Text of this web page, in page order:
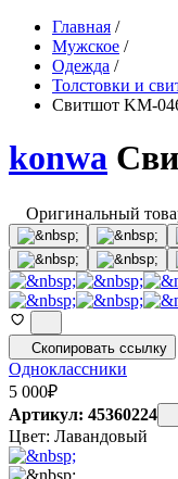
Главная /
Мужское /
Одежда /
Толстовки и
Свитшот KM-
konwa
Оригинальный
Скопировать ссылку
Одноклассники
5 000₽
Артикул: 45360224
Цвет: Лавандовый